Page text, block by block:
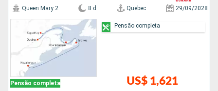
Pensão completa
Queen Mary 2 8 d Quebec 29/09/2028
US$ 1,621
Pensão completa